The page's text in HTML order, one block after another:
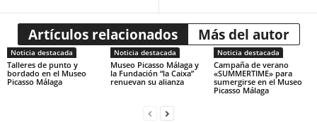
Artículos relacionados Más del autor
Noticia destacada
Talleres de punto y
bordado en el Museo
Picasso Málaga
Noticia destacada
Museo Picasso Málaga y
la Fundación “la Caixa”
renuevan su alianza
Noticia destacada
Campaña de verano
«SUMMERTIME» para
sumergirse en el Museo
Picasso Málaga